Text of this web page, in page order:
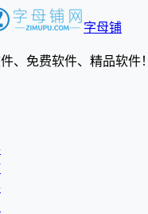
字母铺
、免费软件、精品软件！